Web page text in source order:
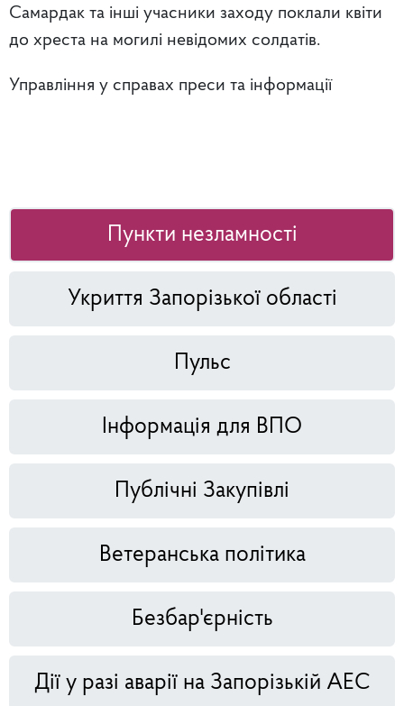
Самардак та інші учасники заходу поклали квіти
до хреста на могилі невідомих солдатів.
Управління у справах преси та інформації
Пункти незламності
Укриття Запорізької області
Пульс
Інформація для ВПО
Публічні Закупівлі
Ветеранська політика
Безбар'єрність
Дії у разі аварії на Запорізькій АЕС